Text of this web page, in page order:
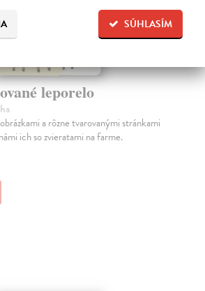
SÚHLASÍM
leporelo
a rôzne tvarovanými stránkami
ich so zvieratami na farme.